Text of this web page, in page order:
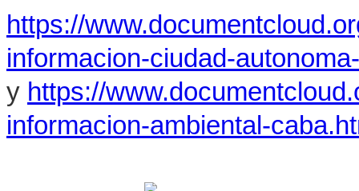
https://
informacion-ciudad-
y https://
informacion-ambiental-